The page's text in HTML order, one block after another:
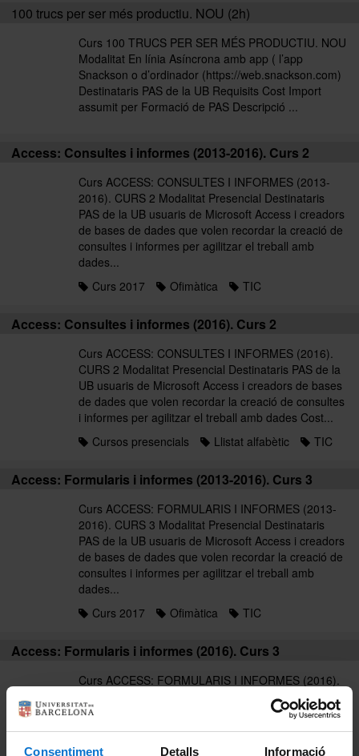
Consentiment Detalls Informació
100 trucs per ser més productiu. NOU (2h)
Curs 100 TRUCS PER SER MÉS PRODUCTIU. NOU
Modalitat En línia Asíncrona amb app ( l’app
Snackson o d’ordinador (https://web.snackson.com)
Destinataris PAS de la UB Requisits Cost Import
assumit per Formació de PAS Descripció ...
Access: Consultes i informes (2013-2016). Curs 2
Curs ACCESS: CONSULTES I INFORMES (2013-
2016). CURS 2 Modalitat Presencial Destinataris
PAS de la UB usuaris de Microsoft Access i creadors
de bases de dades que volen recordar la creació de
consultes i informes per agilitzar el treball amb
dades...
Curs 2017
Ofimàtica TIC
Access: Consultes i informes (2016). Curs 2
Curs ACCESS: CONSULTES I INFORMES (2016).
CURS 2 Modalitat Presencial Destinataris PAS de la
UB usuaris de Microsoft Access i creadors de bases
de dades que volen recordar la creació de consultes
i informes per agilitzar el treball amb dades Cost...
Cursos presencials
Llistat alfabètic TIC
Access: Formularis i informes (2013-2016). Curs 3
Curs ACCESS: FORMULARIS I INFORMES (2013-
2016). CURS 3 Modalitat Presencial Destinataris
PAS de la UB usuaris de Microsoft Access i creadors
de bases de dades que volen recordar la creació de
consultes i informes per agilitzar el treball amb
dades...
Curs 2017
Ofimàtica TIC
Access: Formularis i informes (2016). Curs 3
Curs ACCESS: FORMULARIS I INFORMES (2016).
CURS 3 Modalitat Presencial Destinataris PAS de la
UB usuaris de Microsoft Access i creadors de bases
de dades que volen recordar la creació de consultes
i informes per agilitzar el treball amb dades Cost...